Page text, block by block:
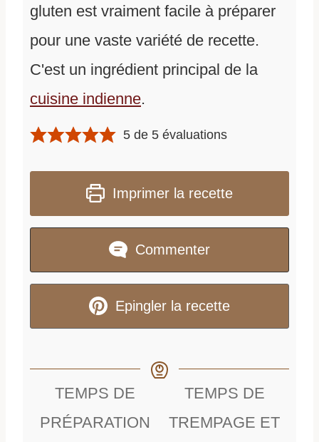
gluten est vraiment facile à préparer
pour une vaste variété de recette.
C'est un ingrédient principal de la
cuisine indienne.
5 de 5 évaluations
Imprimer la recette
Commenter
Epingler la recette
TEMPS DE
PRÉPARATION
TEMPS DE
TREMPAGE ET